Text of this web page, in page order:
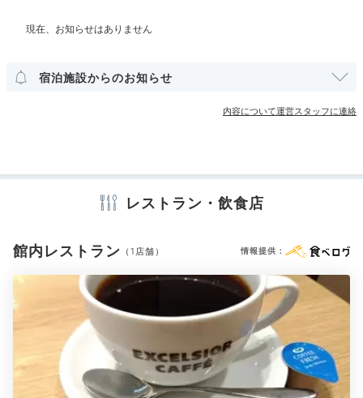
洗顔 シャンプー コンディショナー ボディソープ タオル
ドライヤー お茶セット 電気ポット
※設備・アメニティは、確認が取れている情報を表示しています。
宿泊施設からのお知らせ
内容について運営スタッフに連絡
レストラン・飲食店
館内レストラン （1店舗） 情報提供：